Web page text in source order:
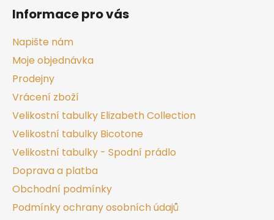
Informace pro vás
Napište nám
Moje objednávka
Prodejny
Vrácení zboží
Velikostní tabulky Elizabeth Collection
Velikostní tabulky Bicotone
Velikostní tabulky - Spodní prádlo
Doprava a platba
Obchodní podmínky
Podmínky ochrany osobních údajů